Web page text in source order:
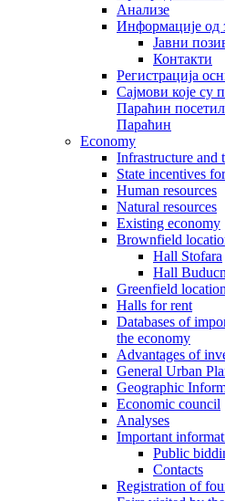
Aнализе
Информације од
Јавни
Контакти
Регистрација
Сајмови које
Параћин
Параћин
Economy
Infrastructure and
State incentives
Human resources
Natural resources
Existing economy
Brownfield
Hall Stofara
Hall
Greenfield
Halls for rent
Databases of
the economy
Advantages of
General Urban
Geographic
Еconomic council
Analyses
Important
Public
Contacts
Registration of